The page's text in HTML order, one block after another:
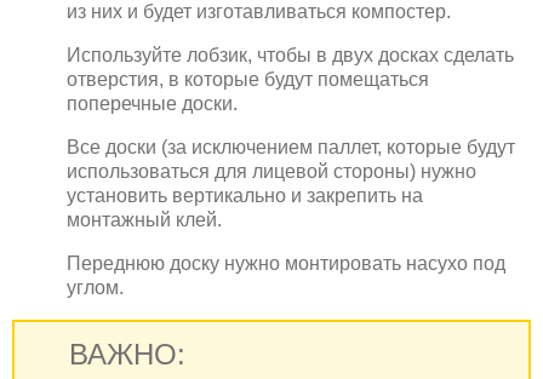
из них и будет изготавливаться компостер.
Используйте лобзик, чтобы в двух досках сделать
отверстия, в которые будут помещаться
поперечные доски.
Все доски (за исключением паллет, которые будут
использоваться для лицевой стороны) нужно
установить вертикально и закрепить на
монтажный клей.
Переднюю доску нужно монтировать насухо под
углом.
ВАЖНО: